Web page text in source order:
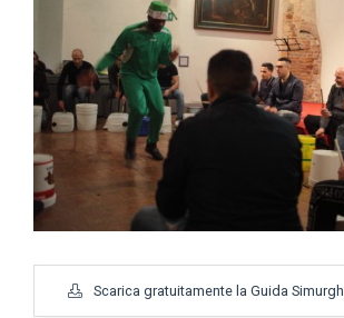
Scarica gratuitamente la Guida Simurgh